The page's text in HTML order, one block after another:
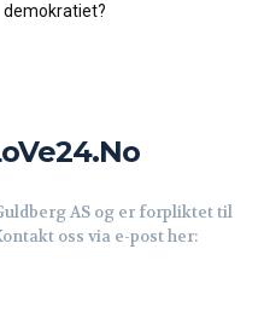
demokratiet?
AS og er forpliktet til
oss via e-post her: